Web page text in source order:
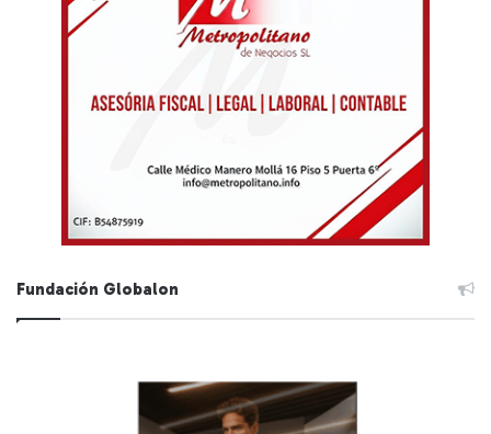
Fundación Globalon